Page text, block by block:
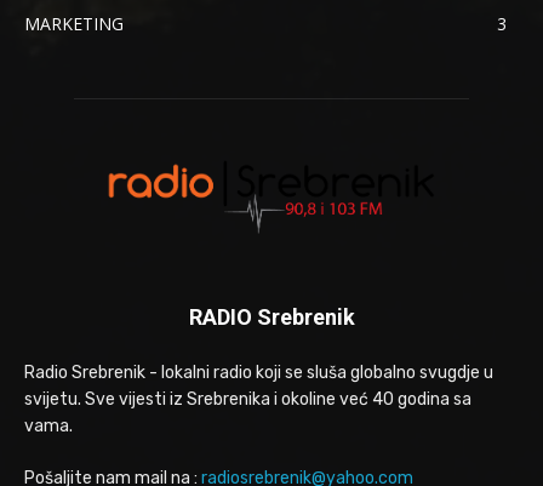
MARKETING
3
RADIO Srebrenik
Radio Srebrenik - lokalni radio koji se sluša globalno svugdje u
svijetu. Sve vijesti iz Srebrenika i okoline već 40 godina sa
vama.
Pošaljite nam mail na : radiosrebrenik@yahoo.com